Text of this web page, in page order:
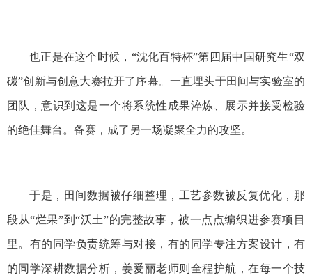
也正是在这个时候，“沈化百特杯”第四届中国研究生“双
碳”创新与创意大赛拉开了序幕。一直埋头于田间与实验室的
团队，意识到这是一个将系统性成果淬炼、展示并接受检验
的绝佳舞台。备赛，成了另一场凝聚全力的攻坚。
于是，田间数据被仔细整理，工艺参数被反复优化，那
段从“烂果”到“沃土”的完整故事，被一点点编织进参赛项目
里。有的同学负责统筹与对接，有的同学专注方案设计，有
的同学深耕数据分析，姜爱丽老师则全程护航，在每一个技